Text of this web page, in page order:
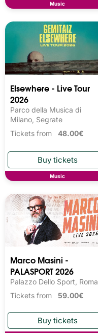
Music
Elsewhere - Live Tour
2026
Parco della Musica di
Milano, Segrate
Tickets from 48.00€
Music
Marco Masini -
PALASPORT 2026
Palazzo Dello Sport, Roma
Tickets from 59.00€